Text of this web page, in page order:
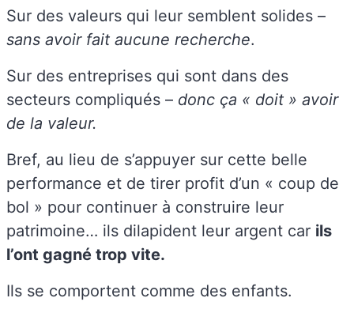
Sur des valeurs qui leur semblent solides –
sans avoir fait aucune recherche.
Sur des entreprises qui sont dans des
secteurs compliqués – donc ça « doit » avoir
de la valeur.
Bref, au lieu de s’appuyer sur cette belle
performance et de tirer profit d’un « coup de
bol » pour continuer à construire leur
patrimoine… ils dilapident leur argent car ils
l’ont gagné trop vite.
Ils se comportent comme des enfants.